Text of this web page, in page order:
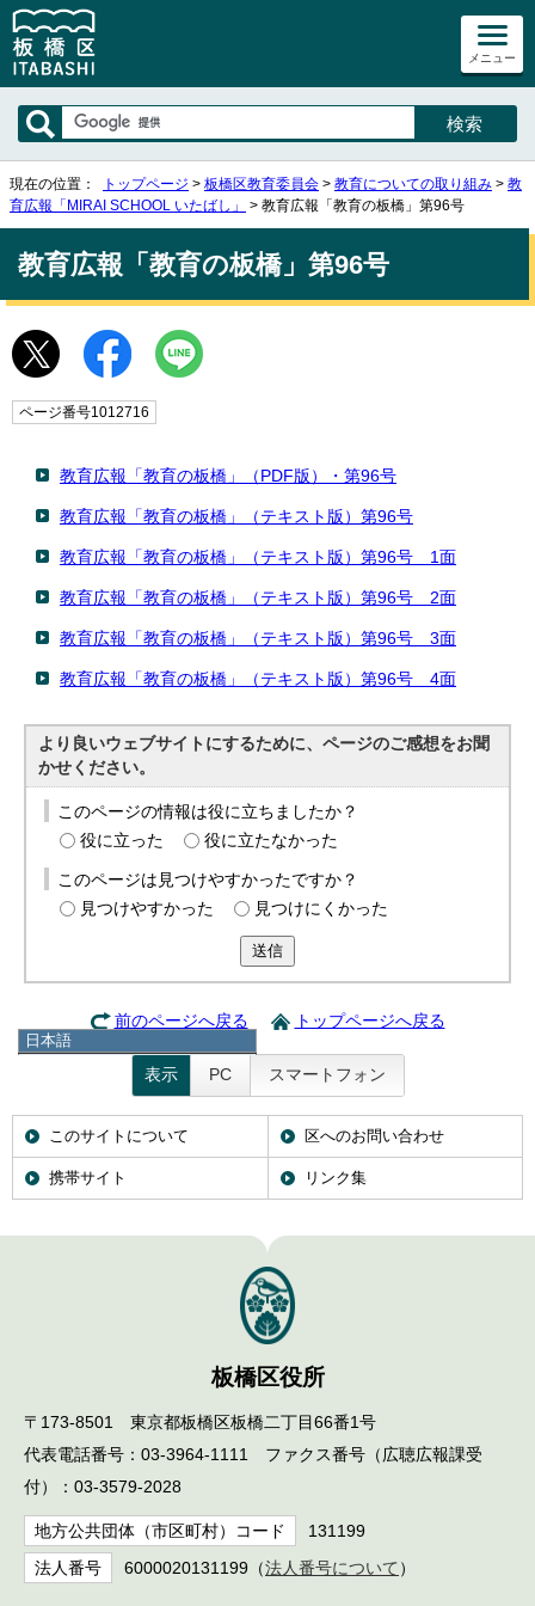
メニュー
日本語
简体中文
繁體中文
現在の位置： トップページ > 板橋区教育委員会 > 教育についての取り組み > 教
育広報「MIRAI SCHOOL いたばし」
> 教育広報「教育の板橋」第96号
教育広報「教育の板橋」第96号
ページ番号1012716
教育広報「教育の板橋」（PDF版）・第96号
教育広報「教育の板橋」（テキスト版）第96号
教育広報「教育の板橋」（テキスト版）第96号 1面
教育広報「教育の板橋」（テキスト版）第96号 2面
教育広報「教育の板橋」（テキスト版）第96号 3面
教育広報「教育の板橋」（テキスト版）第96号 4面
より良いウェブサイトにするために、ページのご感想をお聞
かせください。
このページの情報は役に立ちましたか？
役に立った
役に立たなかった
このページは見つけやすかったですか？
見つけやすかった
見つけにくかった
送信
前のページへ戻る トップページへ戻る
表示 PC スマートフォン
このサイトについて 区へのお問い合わせ
携帯サイト リンク集
板橋区役所
〒173-8501 東京都板橋区板橋二丁目66番1号
代表電話番号：03-3964-1111 ファクス番号（広聴広報課受
付）：03-3579-2028
地方公共団体（市区町村）コード 131199
法人番号 6000020131199（法人番号について ）